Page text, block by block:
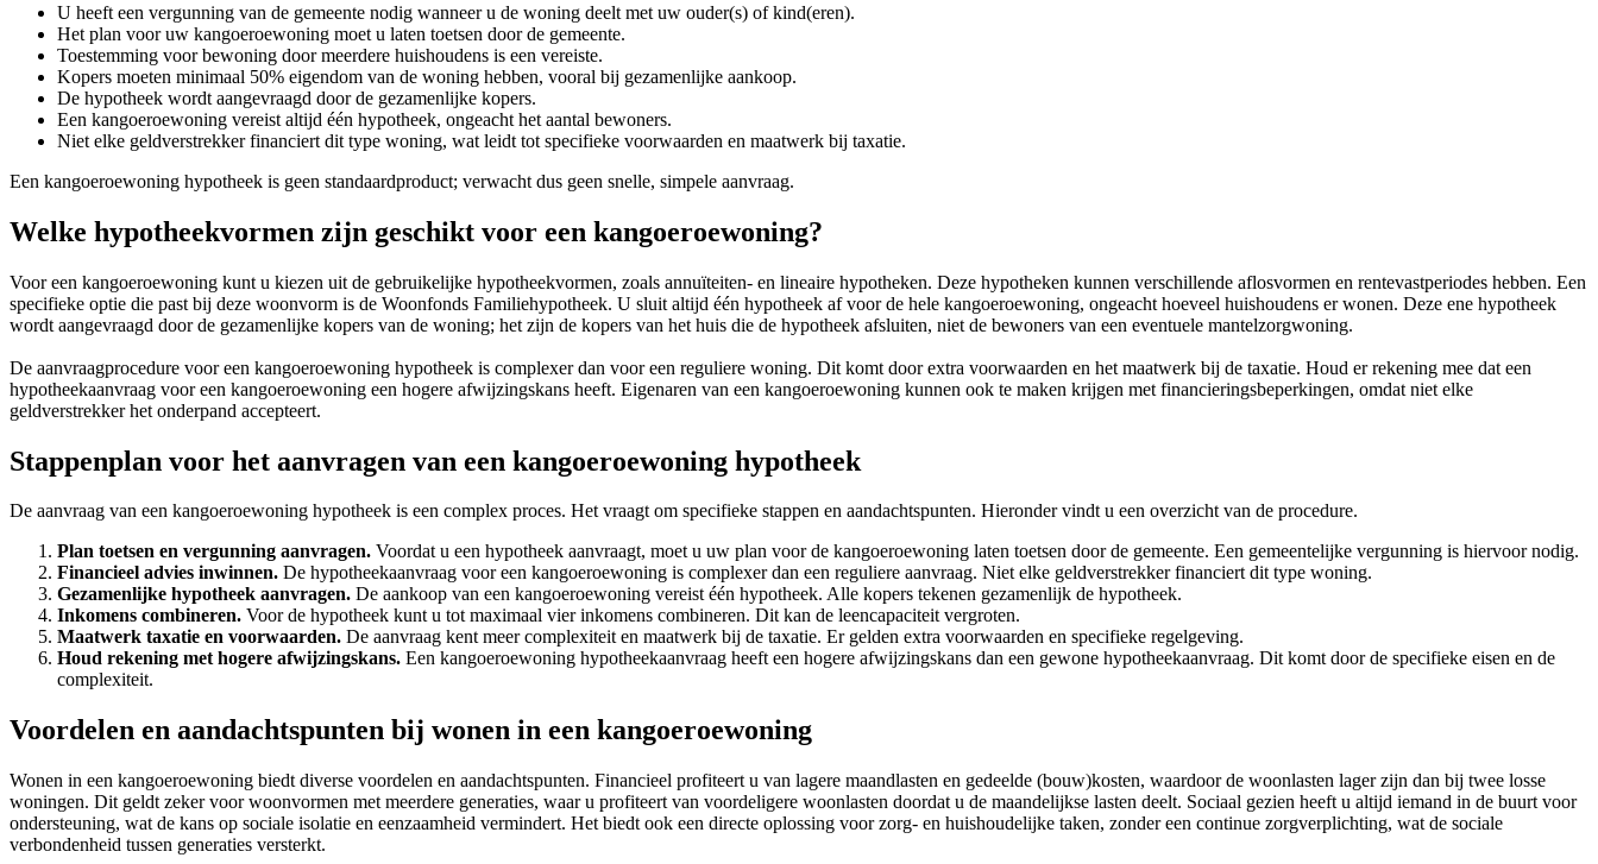
U heeft een vergunning van de gemeente nodig wanneer u de woning deelt met uw ouder(s) of kind(eren).
Het plan voor uw kangoeroewoning moet u laten toetsen door de gemeente.
Toestemming voor bewoning door meerdere huishoudens is een vereiste.
Kopers moeten minimaal 50% eigendom van de woning hebben, vooral bij gezamenlijke aankoop.
De hypotheek wordt aangevraagd door de gezamenlijke kopers.
Een kangoeroewoning vereist altijd één hypotheek, ongeacht het aantal bewoners.
Niet elke geldverstrekker financiert dit type woning, wat leidt tot specifieke voorwaarden en maatwerk bij taxatie.
Een kangoeroewoning hypotheek is geen standaardproduct; verwacht dus geen snelle, simpele aanvraag.
Welke hypotheekvormen zijn geschikt voor een kangoeroewoning?
Voor een kangoeroewoning kunt u kiezen uit de gebruikelijke hypotheekvormen, zoals annuïteiten- en lineaire hypotheken. Deze hypotheken kunnen verschillende aflosvormen en rentevastperiodes hebben. Een
specifieke optie die past bij deze woonvorm is de Woonfonds Familiehypotheek. U sluit altijd één hypotheek af voor de hele kangoeroewoning, ongeacht hoeveel huishoudens er wonen. Deze ene hypotheek
wordt aangevraagd door de gezamenlijke kopers van de woning; het zijn de kopers van het huis die de hypotheek afsluiten, niet de bewoners van een eventuele mantelzorgwoning.
De aanvraagprocedure voor een kangoeroewoning hypotheek is complexer dan voor een reguliere woning. Dit komt door extra voorwaarden en het maatwerk bij de taxatie. Houd er rekening mee dat een
hypotheekaanvraag voor een kangoeroewoning een hogere afwijzingskans heeft. Eigenaren van een kangoeroewoning kunnen ook te maken krijgen met financieringsbeperkingen, omdat niet elke
geldverstrekker het onderpand accepteert.
Stappenplan voor het aanvragen van een kangoeroewoning hypotheek
De aanvraag van een kangoeroewoning hypotheek is een complex proces. Het vraagt om specifieke stappen en aandachtspunten. Hieronder vindt u een overzicht van de procedure.
Plan toetsen en vergunning aanvragen. Voordat u een hypotheek aanvraagt, moet u uw plan voor de kangoeroewoning laten toetsen door de gemeente. Een gemeentelijke vergunning is hiervoor nodig.
Financieel advies inwinnen. De hypotheekaanvraag voor een kangoeroewoning is complexer dan een reguliere aanvraag. Niet elke geldverstrekker financiert dit type woning.
Gezamenlijke hypotheek aanvragen. De aankoop van een kangoeroewoning vereist één hypotheek. Alle kopers tekenen gezamenlijk de hypotheek.
Inkomens combineren. Voor de hypotheek kunt u tot maximaal vier inkomens combineren. Dit kan de leencapaciteit vergroten.
Maatwerk taxatie en voorwaarden. De aanvraag kent meer complexiteit en maatwerk bij de taxatie. Er gelden extra voorwaarden en specifieke regelgeving.
Houd rekening met hogere afwijzingskans. Een kangoeroewoning hypotheekaanvraag heeft een hogere afwijzingskans dan een gewone hypotheekaanvraag. Dit komt door de specifieke eisen en de
complexiteit.
Voordelen en aandachtspunten bij wonen in een kangoeroewoning
Wonen in een kangoeroewoning biedt diverse voordelen en aandachtspunten. Financieel profiteert u van lagere maandlasten en gedeelde (bouw)kosten, waardoor de woonlasten lager zijn dan bij twee losse
woningen. Dit geldt zeker voor woonvormen met meerdere generaties, waar u profiteert van voordeligere woonlasten doordat u de maandelijkse lasten deelt. Sociaal gezien heeft u altijd iemand in de buurt voor
ondersteuning, wat de kans op sociale isolatie en eenzaamheid vermindert. Het biedt ook een directe oplossing voor zorg- en huishoudelijke taken, zonder een continue zorgverplichting, wat de sociale
verbondenheid tussen generaties versterkt.